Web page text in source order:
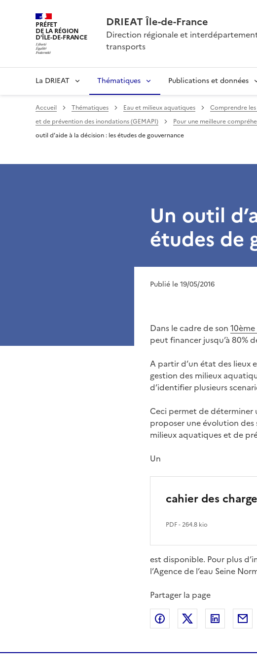
PRÉFET
DE LA RÉGION
D'ÎLE-DE-FRANCE
DRIEAT Île-de-France
Direction régionale et
transports
La DRIEAT Thématiques Publications et données
Accueil Thématiques Eau et milieux aquatiques Comprendre
et de prévention des inondations (GEMAPI)
Pour une meilleure
outil d’aide à la décision : les études de gouvernance
Un outil
études de
Publié le 19/05/2016
Dans le cadre de son
peut financer jusqu’à 80%
A partir d’un état des lieux
gestion des milieux
d’identifier plusieurs
Ceci permet de
proposer une évolution
milieux aquatiques et de
Un
cahier des
PDF- 264.8 kio
est disponible. Pour plus
l’Agence de l’eau Seine
Partager la page
Partager sur Facebook
Partager sur X